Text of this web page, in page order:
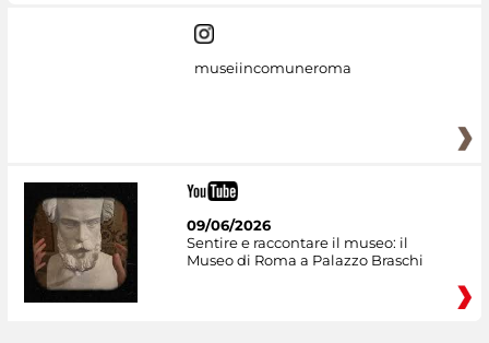
museiincomuneroma
09/06/2026
Sentire e raccontare il museo: il
Museo di Roma a Palazzo Braschi